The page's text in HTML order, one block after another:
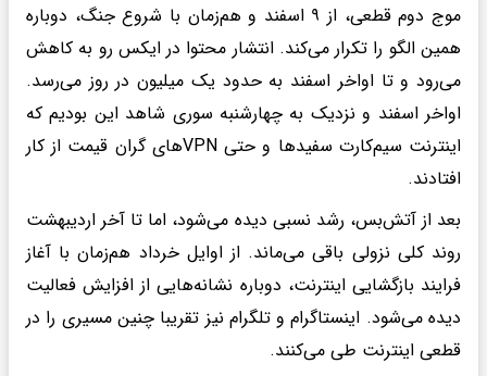
موج دوم قطعی، از ۹ اسفند و هم‌زمان با شروع جنگ، دوباره
همین الگو را تکرار می‌کند. انتشار محتوا در ایکس رو به کاهش
می‌رود و تا اواخر اسفند به حدود یک میلیون در روز می‌رسد.
اواخر اسفند و نزدیک به چهارشنبه سوری شاهد این بودیم که
اینترنت سیم‌کارت سفیدها و حتی VPNهای گران قیمت از کار
افتادند.
بعد از آتش‌بس، رشد نسبی دیده می‌شود، اما تا آخر اردیبهشت
روند کلی نزولی باقی می‌ماند. از اوایل خرداد هم‌زمان با آغاز
فرایند بازگشایی اینترنت، دوباره نشانه‌هایی از افزایش فعالیت
دیده می‌شود. اینستاگرام و تلگرام نیز تقریبا چنین مسیری را در
قطعی اینترنت طی می‌کنند.